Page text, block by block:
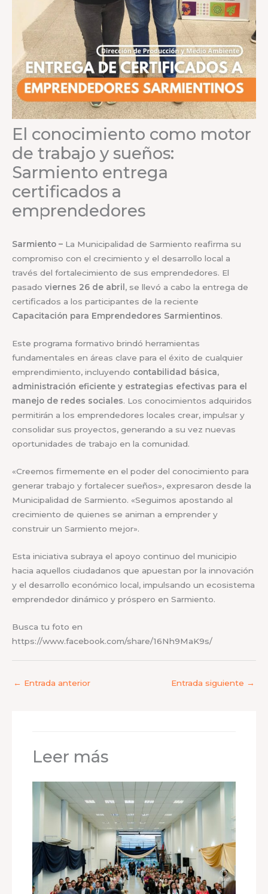
El conocimiento como motor
de trabajo y sueños:
Sarmiento entrega
certificados a
emprendedores
Sarmiento – La Municipalidad de Sarmiento reafirma su
compromiso con el crecimiento y el desarrollo local a
través del fortalecimiento de sus emprendedores. El
pasado viernes 26 de abril , se llevó a cabo la entrega de
certificados a los participantes de la reciente
Capacitación para Emprendedores Sarmientinos.
Este programa formativo brindó herramientas
fundamentales en áreas clave para el éxito de cualquier
emprendimiento, incluyendo contabilidad básica,
administración eficiente y estrategias efectivas para el
manejo de redes sociales. Los conocimientos adquiridos
permitirán a los emprendedores locales crear, impulsar y
consolidar sus proyectos, generando a su vez nuevas
oportunidades de trabajo en la comunidad.
«Creemos firmemente en el poder del conocimiento para
generar trabajo y fortalecer sueños», expresaron desde la
Municipalidad de Sarmiento. «Seguimos apostando al
crecimiento de quienes se animan a emprender y
construir un Sarmiento mejor».
Esta iniciativa subraya el apoyo continuo del municipio
hacia aquellos ciudadanos que apuestan por la innovación
y el desarrollo económico local, impulsando un ecosistema
emprendedor dinámico y próspero en Sarmiento.
Busca tu foto en
https://www.facebook.com/share/16Nh9MaK9s/
← Entrada anterior Entrada siguiente →
Leer más